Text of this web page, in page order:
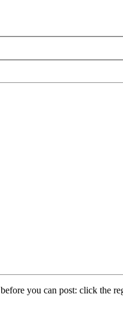
before you can post: click the